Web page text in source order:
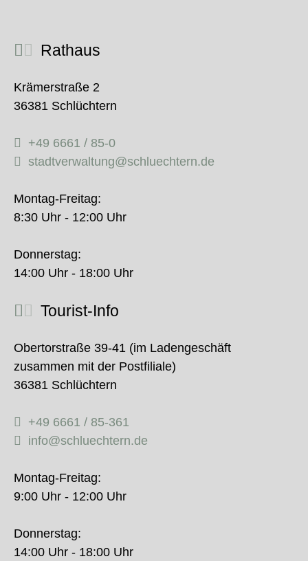
Rathaus
Krämerstraße 2
36381 Schlüchtern
+49 6661 / 85-0
stadtverwaltung@schluechtern.de
Montag-Freitag:
8:30 Uhr - 12:00 Uhr
Donnerstag:
14:00 Uhr - 18:00 Uhr
Tourist-Info
Obertorstraße 39-41 (im Ladengeschäft
zusammen mit der Postfiliale)
36381 Schlüchtern
+49 6661 / 85-361
info@schluechtern.de
Montag-Freitag:
9:00 Uhr - 12:00 Uhr
Donnerstag:
14:00 Uhr - 18:00 Uhr